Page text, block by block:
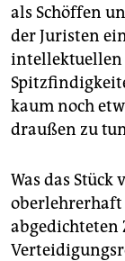
als Schöffen
der Juristen
intellektuellen
kaum noch
draußen zu
Was das
abgedichteten